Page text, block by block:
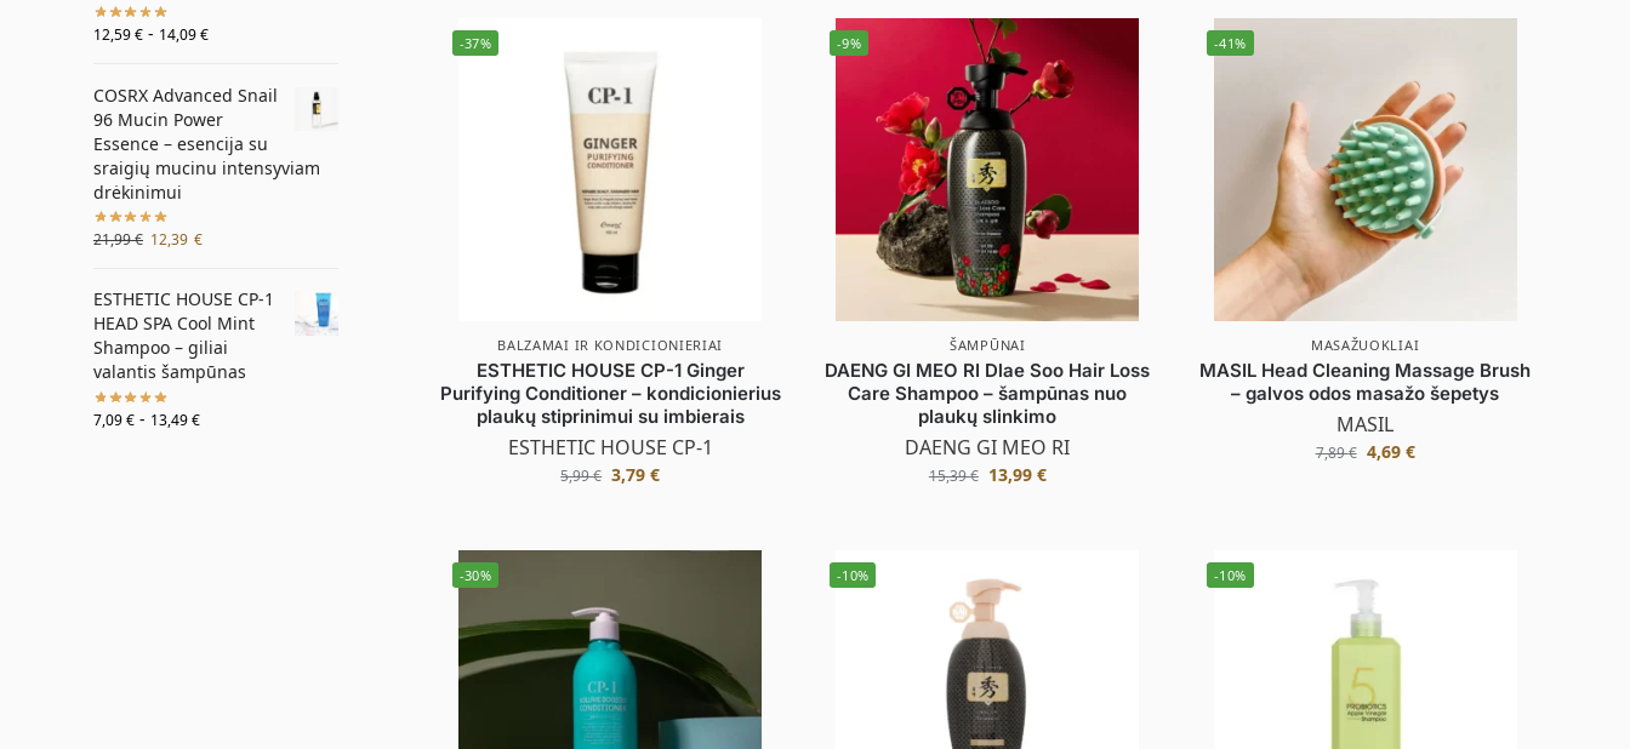
-37%
BALZAMAI IR KONDICIONIERIAI
ESTHETIC HOUSE CP-1 Ginger
Purifying Conditioner – kondicionierius
plaukų stiprinimui su imbierais
ESTHETIC HOUSE CP-1
5,99€ 3,79€
-9%
ŠAMPŪNAI
DAENG GI MEO RI Dlae Soo Hair Loss
Care Shampoo – šampūnas nuo
plaukų slinkimo
DAENG GI MEO RI
15,39€ 13,99 €
-41%
MASAŽUOKLIAI
MASIL Head Cleaning Massage Brush
– galvos odos masažo šepetys
MASIL
7,89€ 4,69 €
-30% -10% -10%
12,59€ - 14,09€
COSRX Advanced Snail
96 Mucin Power
Essence – esencija su
sraigių mucinu intensyviam
drėkinimui
21,99€ 12,39 €
ESTHETIC HOUSE CP-1
HEAD SPA Cool Mint
Shampoo – giliai
valantis šampūnas
7,09€ - 13,49€